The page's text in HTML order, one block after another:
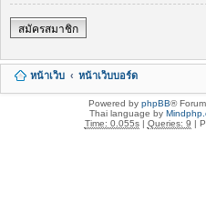
สมัครสมาชิก
หน้าเว็บ หน้าเว็บบอร์ด
Powered by phpBB®
Thai language by
Time: 0.055s| Queries: 9 |